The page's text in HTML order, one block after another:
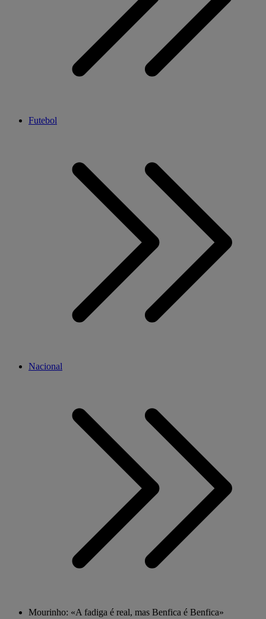
Futebol
Nacional
Mourinho: «A fadiga é real, mas Benfica é Benfica»